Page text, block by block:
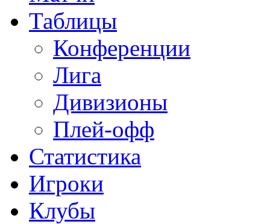
Таблицы
Конференции
Лига
Дивизионы
Плей-офф
Статистика
Игроки
Клубы